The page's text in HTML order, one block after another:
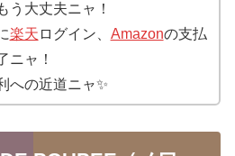
う大丈夫ニャ！
楽天 ログイン、 Amazonの支払
ニャ！
への近道ニャ✨